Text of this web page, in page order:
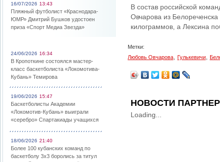
16/07/2026 13:43
Пляжный футболист «Краснодара-
ЮМР» Дмитрий Бушков удостоен
приза «Спорт Медиа Звезда»
24/06/2026 16:34
В Кропоткине состоялся мастер-
класс баскетболиста «Локомотива-
Кубань» Темирова
19/06/2026 15:47
Баскетболисты Академии
«Локомотив-Кубань» выиграли
«серебро» Спартакиады учащихся
18/06/2026 21:40
Более 100 кубанских команд по
баскетболу 3х3 боролись за титул
В состав российской
Овчарова из
килограммов, а Лексина
Метки:
Любовь Овчарова
Гулькевичи
НОВОСТИ
Loading...